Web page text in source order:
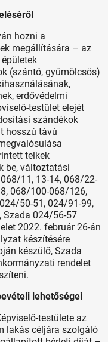
hozni a
megállítására – az
(szántó, gyümölcsös)
erdővédelmi
testület elejét
szándékok
hosszú távú
telkek
be, változtatási
11, 13-14, 068/22-
068/100-068/126,
50-51, 024/91-99,
024/56-57
2022. február 26-án
készítésére
készülő, Szada
rendelet
lehetőségei
testülete az
lakás céljára szolgáló